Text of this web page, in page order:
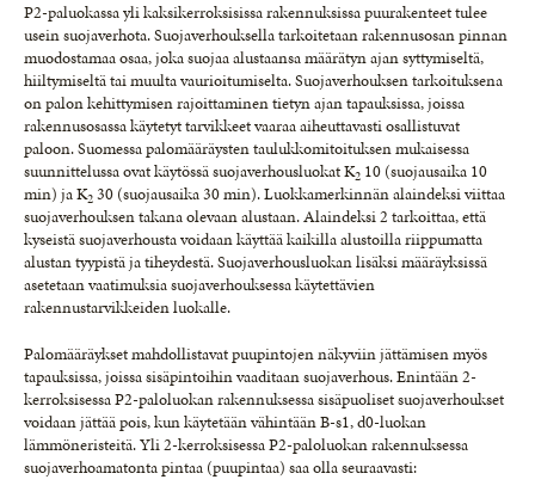
P2-paluokassa yli kaksikerroksisissa rakennuksissa puurakenteet tulee
usein suojaverhota. Suojaverhouksella tarkoitetaan rakennusosan pinnan
muodostamaa osaa, joka suojaa alustaansa määrätyn ajan syttymiseltä,
hiiltymiseltä tai muulta vaurioitumiselta. Suojaverhouksen tarkoituksena
on palon kehittymisen rajoittaminen tietyn ajan tapauksissa, joissa
rakennusosassa käytetyt tarvikkeet vaaraa aiheuttavasti osallistuvat
paloon. Suomessa palomääräysten taulukkomitoituksen mukaisessa
suunnittelussa ovat käytössä suojaverhousluokat K2 10 (suojausaika 10
min) ja K2 30 (suojausaika 30 min). Luokkamerkinnän alaindeksi viittaa
suojaverhouksen takana olevaan alustaan. Alaindeksi 2 tarkoittaa, että
kyseistä suojaverhousta voidaan käyttää kaikilla alustoilla riippumatta
alustan tyypistä ja tiheydestä. Suojaverhousluokan lisäksi määräyksissä
asetetaan vaatimuksia suojaverhouksessa käytettävien
rakennustarvikkeiden luokalle.
Palomääräykset mahdollistavat puupintojen näkyviin jättämisen myös
tapauksissa, joissa sisäpintoihin vaaditaan suojaverhous. Enintään 2-
kerroksisessa P2-paloluokan rakennuksessa sisäpuoliset suojaverhoukset
voidaan jättää pois, kun käytetään vähintään B-s1, d0-luokan
lämmöneristeitä. Yli 2-kerroksisessa P2-paloluokan rakennuksessa
suojaverhoamatonta pintaa (puupintaa) saa olla seuraavasti: